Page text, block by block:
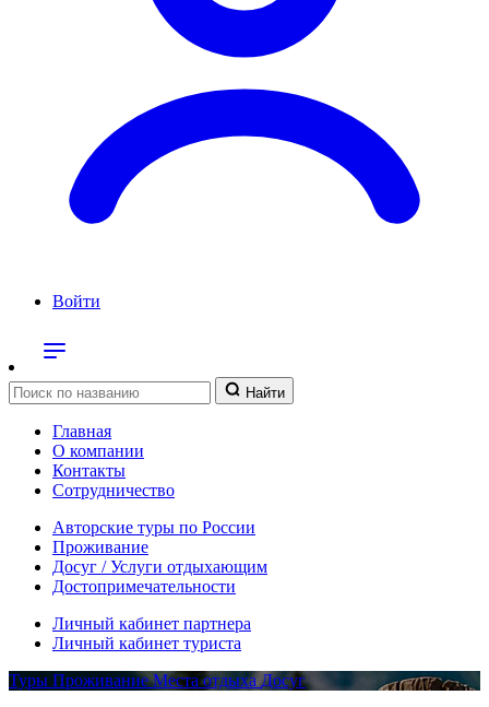
Войти
Найти
Главная
О компании
Контакты
Сотрудничество
Авторские туры по России
Проживание
Досуг / Услуги отдыхающим
Достопримечательности
Личный кабинет партнера
Личный кабинет туриста
Туры ПроживаниеМеста отдыха Досуг